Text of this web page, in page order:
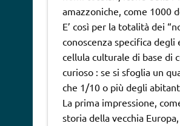
amazzoniche, come 1000
E’ così per la totalità dei
conoscenza specifica
cellula culturale di base di
curioso : se si sfoglia un
che 1/10 o più degli
La prima impressione,
storia della vecchia